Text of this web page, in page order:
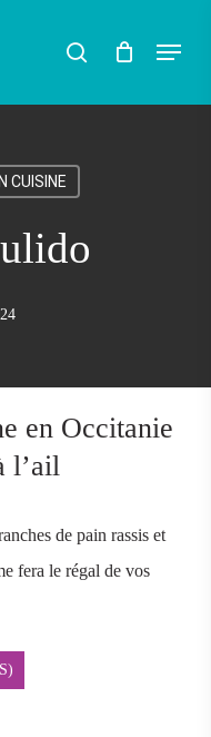
search Menu
CUISINE
en Occitanie
l’ail
de pain rassis et
fera le régal de vos